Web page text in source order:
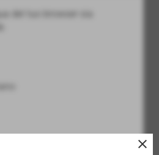
del tuo browser sia
close